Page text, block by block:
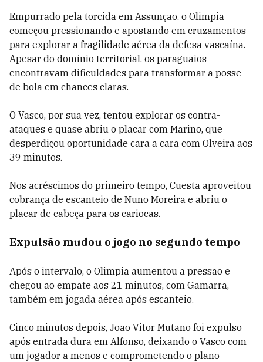
Empurrado pela torcida em Assunção, o Olimpia
começou pressionando e apostando em cruzamentos
para explorar a fragilidade aérea da defesa vascaína.
Apesar do domínio territorial, os paraguaios
encontravam dificuldades para transformar a posse
de bola em chances claras.
O Vasco, por sua vez, tentou explorar os contra-
ataques e quase abriu o placar com Marino, que
desperdiçou oportunidade cara a cara com Olveira aos
39 minutos.
Nos acréscimos do primeiro tempo, Cuesta aproveitou
cobrança de escanteio de Nuno Moreira e abriu o
placar de cabeça para os cariocas.
Expulsão mudou o jogo no segundo tempo
Após o intervalo, o Olimpia aumentou a pressão e
chegou ao empate aos 21 minutos, com Gamarra,
também em jogada aérea após escanteio.
Cinco minutos depois, João Vitor Mutano foi expulso
após entrada dura em Alfonso, deixando o Vasco com
um jogador a menos e comprometendo o plano